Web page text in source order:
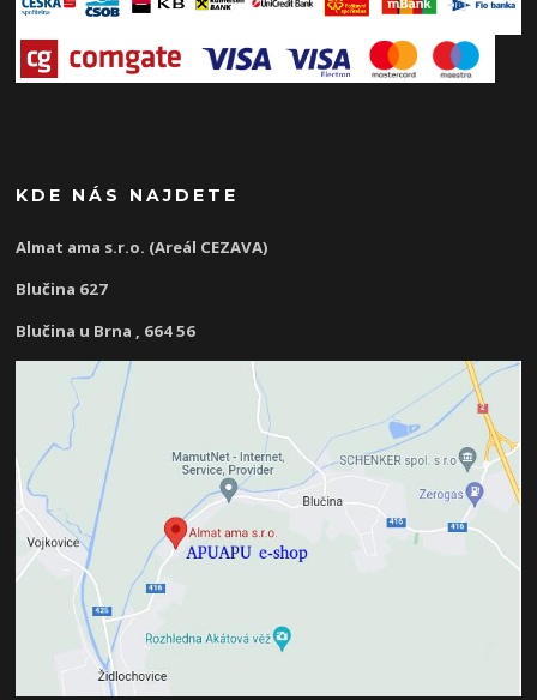
KDE NÁS NAJDETE
Almat ama s.r.o. (Areál CEZAVA)
Blučina 627
Blučina u Brna , 664 56